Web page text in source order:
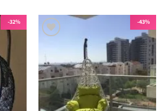
סוגים.
ניתן
לבחור
את
האפשרויות
43%-
המשאלות
32%-